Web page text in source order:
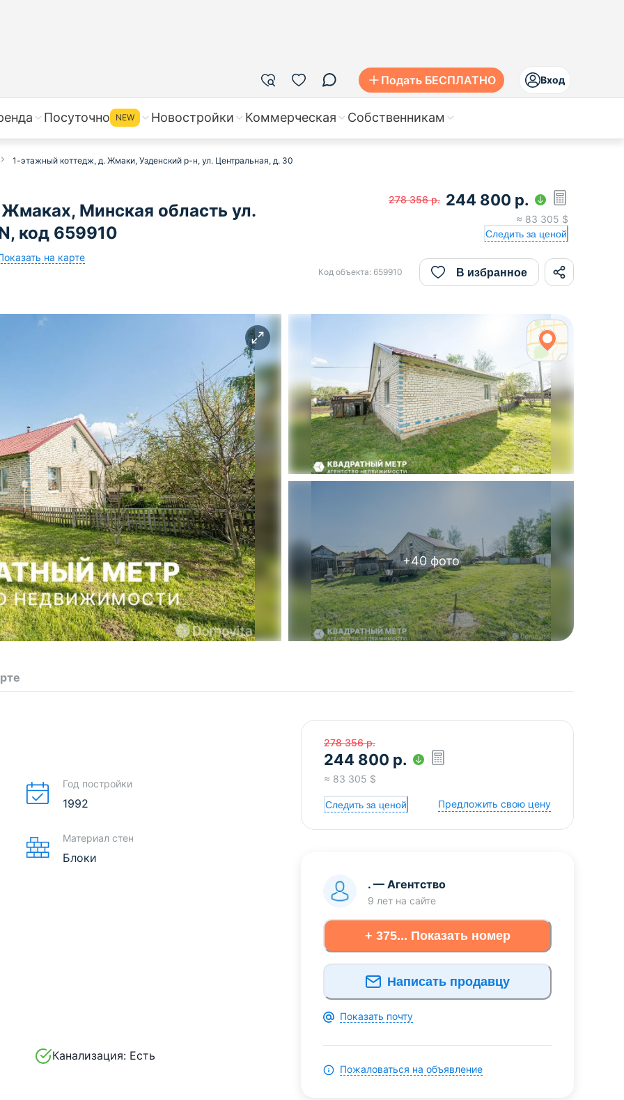
Подать БЕСПЛАТНО Вход
Посуточно NEW Новостройки Коммерческая Собственникам
1-этажный коттедж, д. Жмаки, Узденский р-н, ул. Центральная, д. 30
Минская область ул.
код 659910
на карте
278 356 р. 244 800 р.
≈ 83 305 $
Следить за ценой
Код объекта: 659910 В избранное
+40фото
Год постройки
1992
Материал стен
Блоки
Канализация: Есть
278 356 р.
244 800 р.
≈ 83 305 $
Следить за ценой Предложить свою цену
. Агентство
9 лет на сайте
+ 375... Показать номер
Написать продавцу
Показать почту
Пожаловаться на объявление